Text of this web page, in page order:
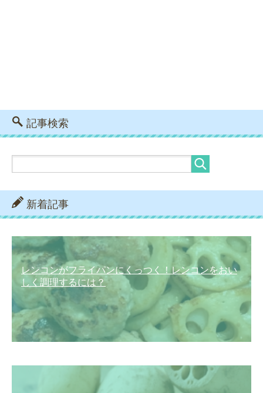
記事検索
新着記事
レンコンがフライパンにくっつく！レンコンをおい
しく調理するには？